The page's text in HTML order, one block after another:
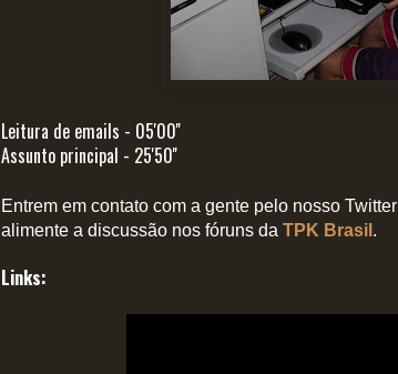
Leitura de emails - 05'00''
Assunto principal - 25'50''
Entrem em contato com a gente pelo nosso Twitter
alimente a discussão nos fóruns da TPK Brasil .
Links: